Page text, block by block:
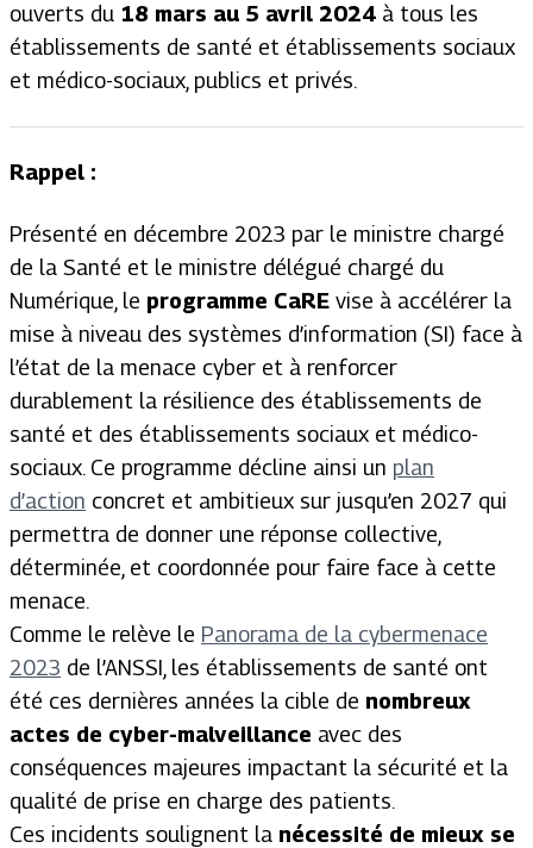
ouverts du 18 mars au 5 avril 2024 à tous les
établissements de santé et établissements sociaux
et médico-sociaux, publics et privés.
Rappel :
Présenté en décembre 2023 par le ministre chargé
de la Santé et le ministre délégué chargé du
Numérique, le programme CaRE vise à accélérer la
mise à niveau des systèmes d’information (SI) face à
l’état de la menace cyber et à renforcer
durablement la résilience des établissements de
santé et des établissements sociaux et médico-
sociaux. Ce programme décline ainsi un plan
d’action concret et ambitieux sur jusqu’en 2027 qui
permettra de donner une réponse collective,
déterminée, et coordonnée pour faire face à cette
menace.
Comme le relève le Panorama de la cybermenace
2023 de l’ANSSI, les établissements de santé ont
été ces dernières années la cible de nombreux
actes de cyber-malveillance avec des
conséquences majeures impactant la sécurité et la
qualité de prise en charge des patients.
Ces incidents soulignent la nécessité de mieux se